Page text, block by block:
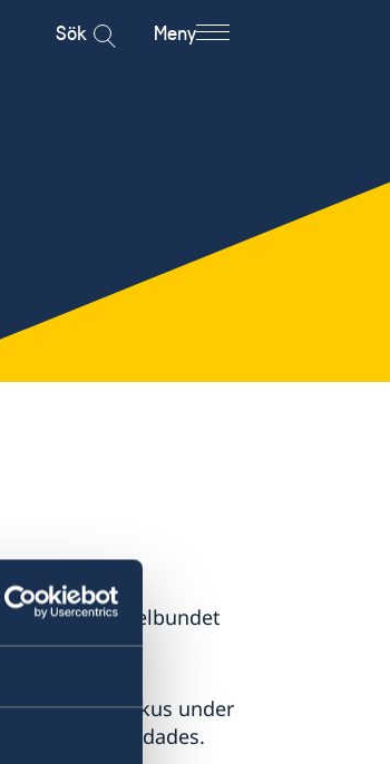
Sök Meny
regelbundet
i Damaskus under
femtiotal skadades.